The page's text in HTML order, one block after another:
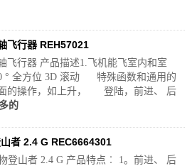
飞行器 REH57021
飞行器 产品描述1.飞机能飞室内和室
° 全方位 3D 滚动 特殊函数和通用的
的操作，如上升， 登陆，前进、 后
的
者 2.4 G REC6664301
登山者 2.4 G 产品特点︰ 1。前进、 后